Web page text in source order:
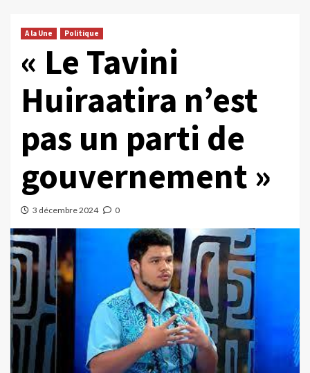
A la Une Politique
« Le Tavini
Huiraatira n’est
pas un parti de
gouvernement »
3 décembre 2024 0